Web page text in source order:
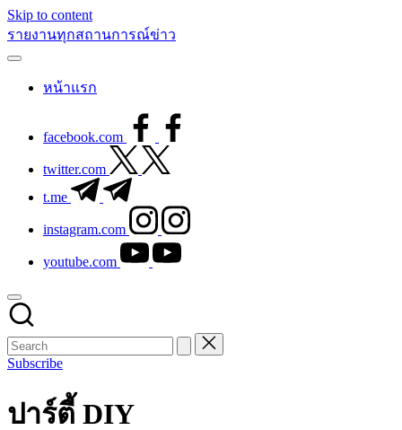
Skip to content
รายงานทุกสถานการณ์ข่าว
หน้าแรก
facebook.com
twitter.com
t.me
instagram.com
youtube.com
Subscribe
ปาร์ตี้ DIY